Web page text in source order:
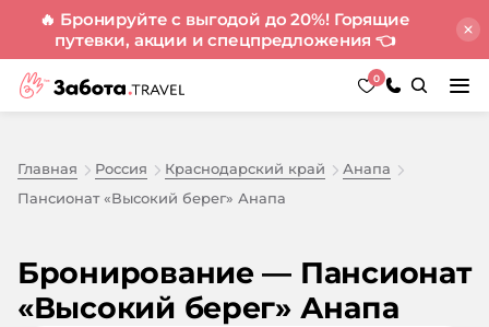
🔥 Бронируйте с выгодой до 20%! Горящие
путевки, акции и спецпредложения 👈
0
Главная Россия Краснодарский край
Анапа
Пансионат «Высокий берег» Анапа
Бронирование — Пансионат
«Высокий берег» Анапа